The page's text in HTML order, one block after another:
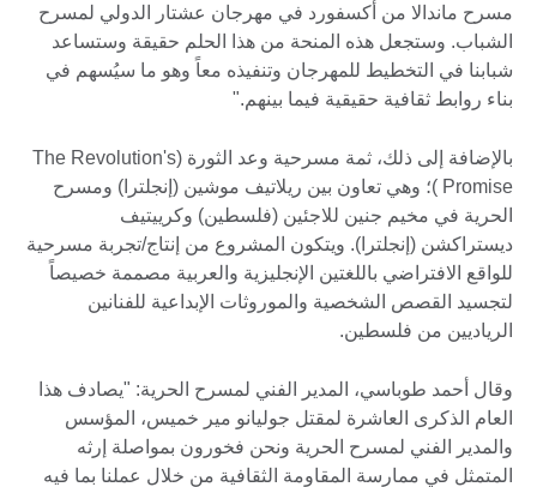
مسرح ماندالا من أكسفورد في مهرجان عشتار الدولي لمسرح
الشباب. وستجعل هذه المنحة من هذا الحلم حقيقة وستساعد
شبابنا في التخطيط للمهرجان وتنفيذه معاً وهو ما سيُسهم في
بناء روابط ثقافية حقيقية فيما بينهم."
بالإضافة إلى ذلك، ثمة مسرحية وعد الثورة (The Revolution's
Promise )؛ وهي تعاون بين ريلاتيف موشين (إنجلترا) ومسرح
الحرية في مخيم جنين للاجئين (فلسطين) وكرييتيف
ديستراكشن (إنجلترا). ويتكون المشروع من إنتاج/تجربة مسرحية
للواقع الافتراضي باللغتين الإنجليزية والعربية مصممة خصيصاً
لتجسيد القصص الشخصية والموروثات الإبداعية للفنانين
الرياديين من فلسطين.
وقال أحمد طوباسي، المدير الفني لمسرح الحرية: "يصادف هذا
العام الذكرى العاشرة لمقتل جوليانو مير خميس، المؤسس
والمدير الفني لمسرح الحرية ونحن فخورون بمواصلة إرثه
المتمثل في ممارسة المقاومة الثقافية من خلال عملنا بما فيه